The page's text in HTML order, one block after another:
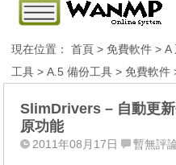
現在位置：首頁 >免費軟件 >A
工具 >A.5 備份工具 >免費軟件
SlimDrivers – 自動更
原功能
2011年08月17日 暫無評